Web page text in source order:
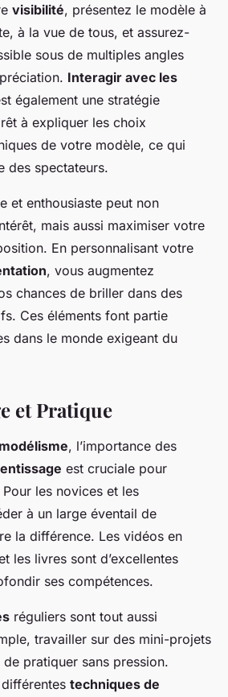
visibilité, présentez le modèle à
à la vue de tous, et assurez-
sous de multiples angles
Interagir avec les
également une stratégie
à expliquer les choix
de votre modèle, ce qui
des spectateurs.
et enthousiaste peut non
mais aussi maximiser votre
En personnalisant votre
, vous augmentez
chances de briller dans des
Ces éléments font partie
dans le monde exigeant du
et Pratique
modélisme, l’importance des
est cruciale pour
les novices et les
à un large éventail de
la différence. Les vidéos en
les livres sont d’excellentes
ses compétences.
réguliers sont tout aussi
travailler sur des mini-projets
pratiquer sans pression.
techniques de